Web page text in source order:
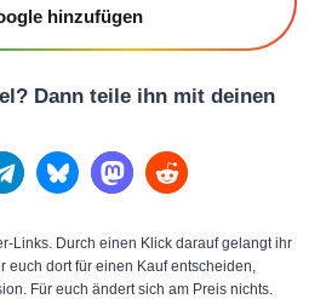
hinzufügen
Dann teile ihn mit deinen
Links. Durch einen Klick darauf gelangt ihr
euch dort für einen Kauf entscheiden,
Für euch ändert sich am Preis nichts.